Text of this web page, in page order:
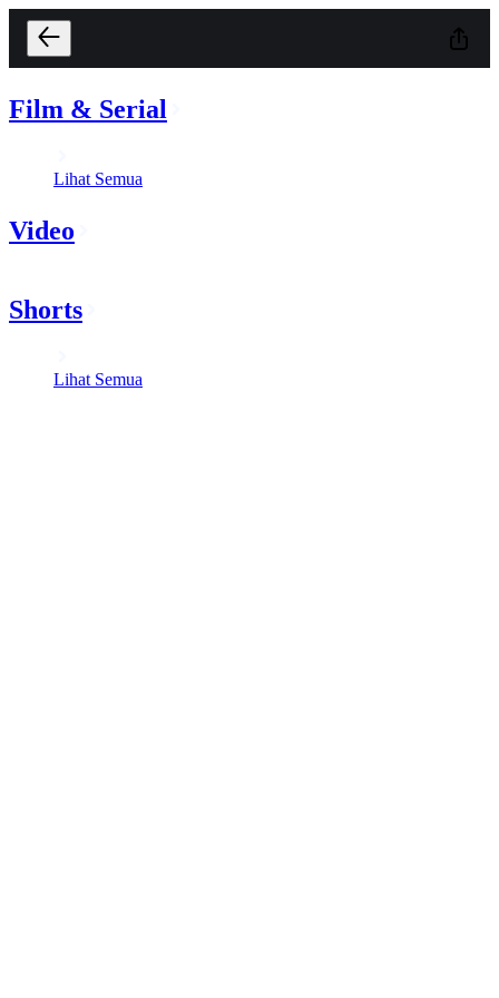
Film & Serial
Lihat Semua
Video
Shorts
Lihat Semua